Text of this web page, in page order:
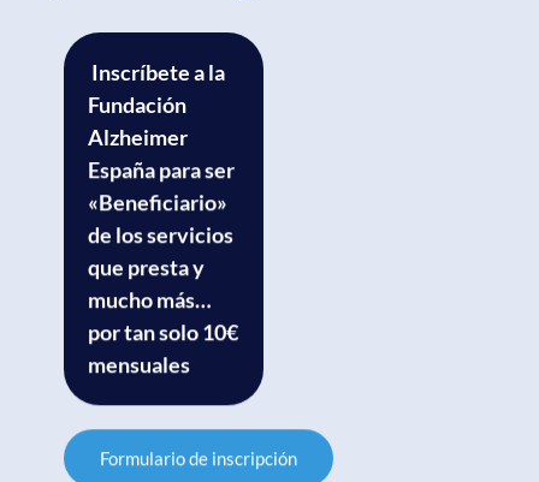
Inscríbete a la
Fundación
Alzheimer
España para ser
«Beneficiario»
de los servicios
que presta y
mucho más…
por tan solo 10€
mensuales
Formulario de inscripción